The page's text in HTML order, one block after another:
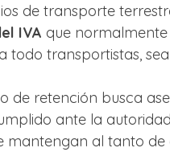
de transporte
IVA que
todo transportistas,
de retención busca
ante la
mantengan al tanto